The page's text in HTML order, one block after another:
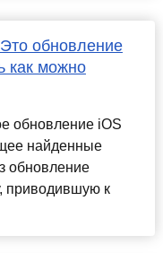
обновление
как можно
обновление iОS
найденные
обновление
приводившую к